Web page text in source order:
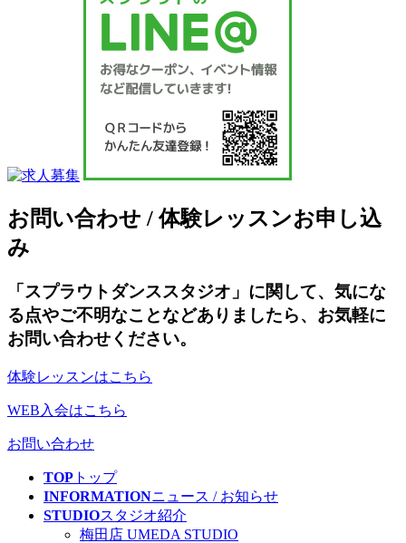
お問い合わせ / 体験レッスンお申し込
み
「スプラウトダンススタジオ」に関して、気にな
る点やご不明なことなどありましたら、お気軽に
お問い合わせください。
体験レッスンはこちら
WEB入会はこちら
お問い合わせ
TOP トップ
INFORMATIONニュース / お知らせ
STUDIOスタジオ紹介
梅田店 UMEDA STUDIO